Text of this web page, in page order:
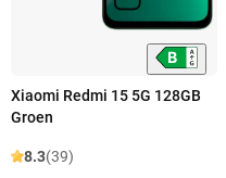
Xiaomi Redmi 15 5G 128GB
Groen
8.3(39)